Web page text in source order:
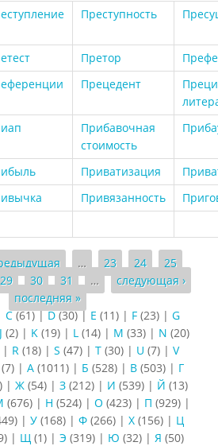
Преступность
Претор
Прецедент
Прибавочная
стоимость
Приватизация
Привязанность
… 23 24
25
29 30 31 …
следующая ›
последняя »
C(61)|D(30)| E (11) | F (23) | G
J (2) | K (19) | L (14) | M (33) | N (20)
| R (18) | S (47) | T (30) | U (7) | V
(7) | А (1011) | Б (528) | В (503) | Г
| Ж (54) | З (212) | И (539) | Й (13)
(676) | Н (524) | О (423) | П (929) |
| У (168) | Ф (266) | Х (156) | Ц
| Щ (1) | Э (319) | Ю (32) | Я (50)